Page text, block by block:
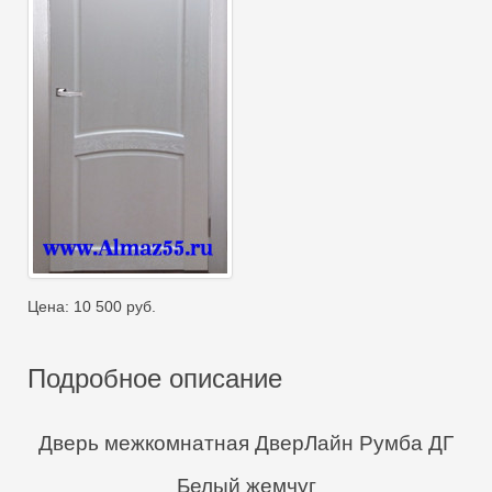
Цена: 10 500 руб.
Подробное описание
Дверь межкомнатная ДверЛайн Румба ДГ
Белый жемчуг